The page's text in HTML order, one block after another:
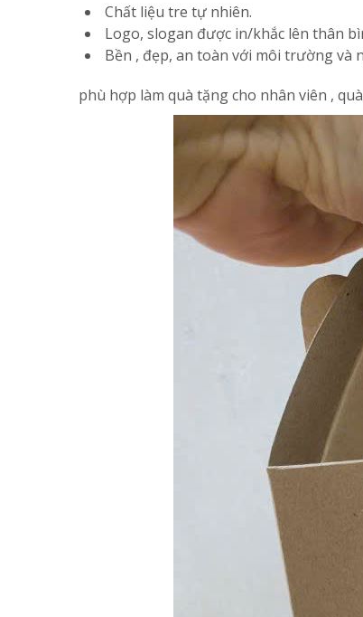
Chất liệu tre tự nhiên.
Logo, slogan được in/khắc lên thân
Bền , đẹp, an toàn với môi trường và
phù hợp làm quà tặng cho nhân viên ,